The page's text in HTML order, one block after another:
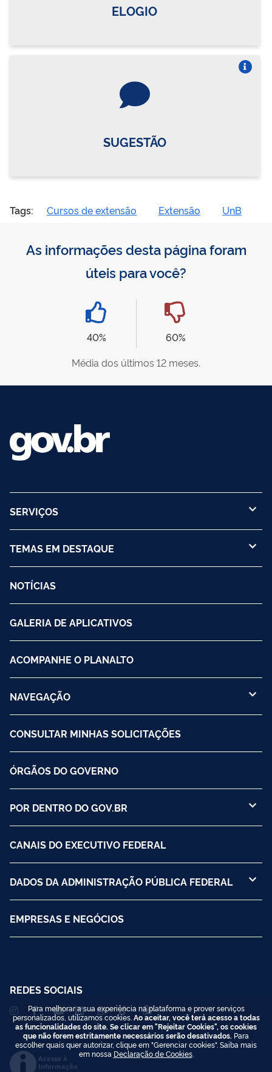
ELOGIO
SUGESTÃO
Tags: Cursos de extensão Extensão UnB
As informações desta página foram
úteis para você?
40%
60%
Média dos últimos 12 meses.
SERVIÇOS
TEMAS EM DESTAQUE
NOTÍCIAS
GALERIA DE APLICATIVOS
ACOMPANHE O PLANALTO
NAVEGAÇÃO
CONSULTAR MINHAS SOLICITAÇÕES
ÓRGÃOS DO GOVERNO
POR DENTRO DO GOV.BR
CANAIS DO EXECUTIVO FEDERAL
DADOS DA ADMINISTRAÇÃO PÚBLICA FEDERAL
EMPRESAS E NEGÓCIOS
REDES SOCIAIS
Acesso à
Informação
Para melhorar a sua experiência na plataforma e prover serviços
personalizados, utilizamos cookies. Ao aceitar, você terá acesso a todas
as funcionalidades do site. Se clicar em "Rejeitar Cookies", os cookies
que não forem estritamente necessários serão desativados. Para
escolher quais quer autorizar, clique em "Gerenciar cookies". Saiba mais
em nossa Declaração de Cookies.